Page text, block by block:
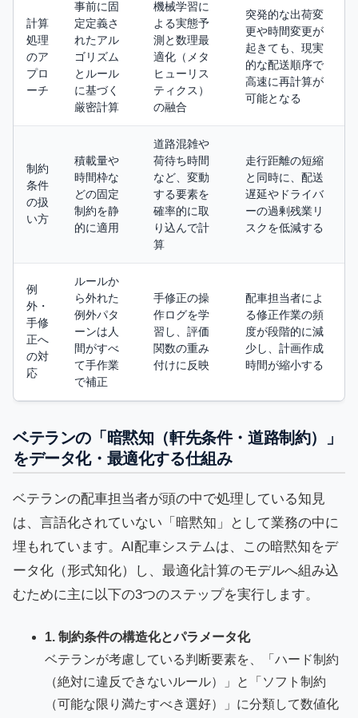
計算
処理
のア
プロ
ーチ
事前に固
定定義さ
れたアル
ゴリズム
とルール
に基づく
厳密計算
機械学習に
よる実態予
測と数理最
適化（メタ
ヒューリス
ティクス）
の融合
突発的な出荷変
更や時間変更が
起きても、現実
的な配送順序で
高速に再計算が
可能となる
制約
条件
の扱
い方
積載量や
時間枠な
どの固定
制約を静
的に適用
道路混雑や
荷待ち時間
など、変動
する要素を
確率的に取
り込んで計
算
走行距離の短縮
と同時に、配送
遅延やドライバ
ーの過剰残業リ
スクを低減する
例
外・
手修
正へ
の対
応
ルールか
ら外れた
例外パタ
ーンは人
間がすべ
て手作業
で補正
手修正の操
作ログを学
習し、評価
関数の重み
付けに反映
配車担当者によ
る修正作業の頻
度が段階的に減
少し、計画作成
時間が縮小する
ベテランの「暗黙知（軒先条件・道路制約）」
をデータ化・最適化する仕組み
ベテランの配車担当者が頭の中で処理している知見
は、言語化されていない「暗黙知」として業務の中に
埋もれています。AI配車システムは、この暗黙知をデ
ータ化（形式知化）し、最適化計算のモデルへ組み込
むために主に以下の3つのステップを実行します。
1. 制約条件の構造化とパラメータ化
ベテランが考慮している判断要素を、「ハード制約
（絶対に違反できないルール）」と「ソフト制約
（可能な限り満たすべき選好）」に分類して数値化